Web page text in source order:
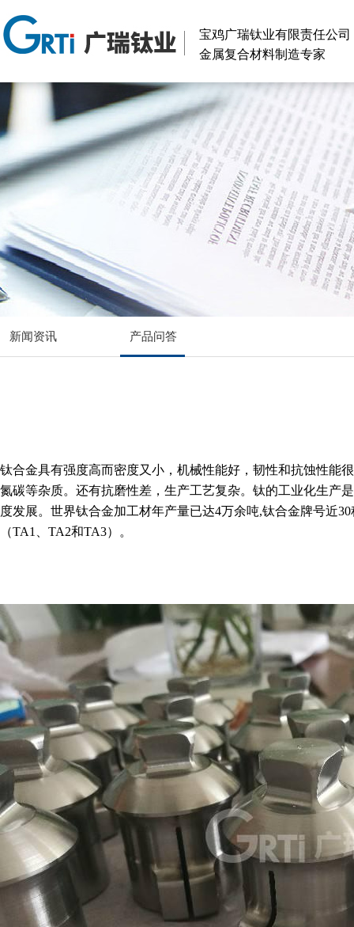
宝鸡广瑞钛业有限责任公司
金属复合材料制造专家
新闻资讯 产品问答
钛合金具有强度高而密度又小，机械性能好，韧性和抗蚀性能
氮碳等杂质。还有抗磨性差，生产工艺复杂。钛的工业化生产是
度发展。世界钛合金加工材年产量已达4万余吨,钛合金牌号近
（TA1、TA2和TA3）。